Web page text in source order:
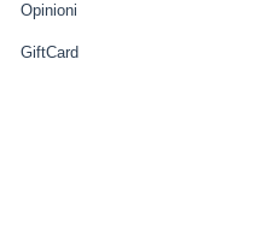
Opinioni
GiftCard